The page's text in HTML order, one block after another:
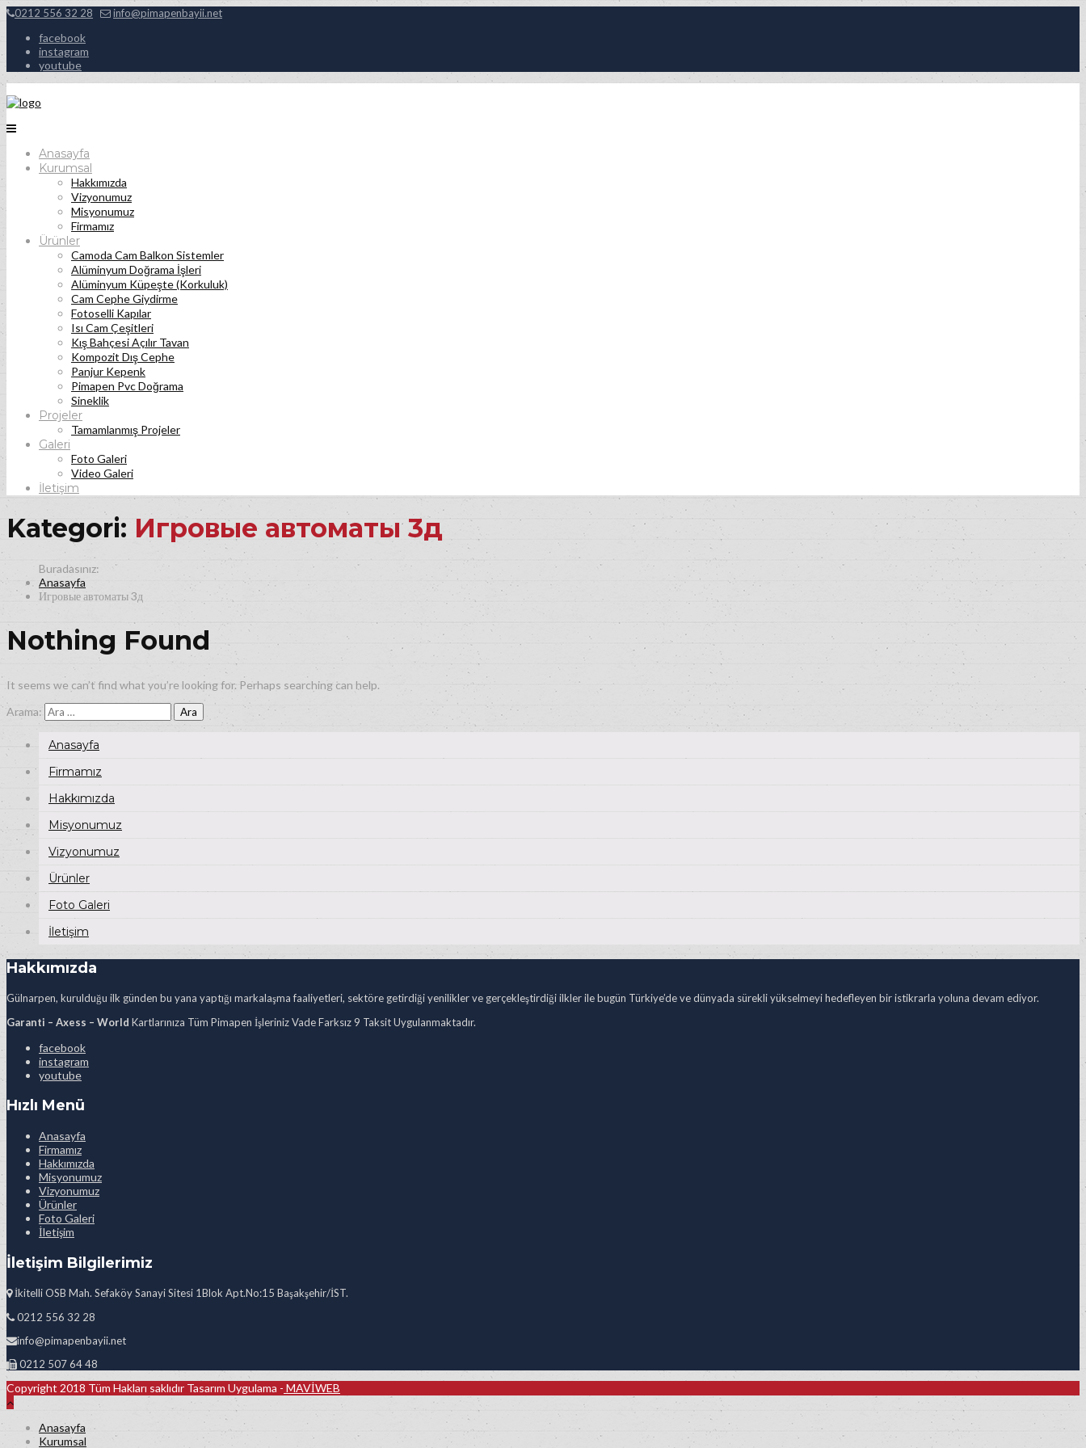
0212 556 32 28 info@pimapenbayii.net
facebook
instagram
youtube
Anasayfa
Kurumsal
Hakkımızda
Vizyonumuz
Misyonumuz
Firmamız
Ürünler
Camoda Cam Balkon Sistemler
Alüminyum Doğrama İşleri
Alüminyum Küpeşte (Korkuluk)
Cam Cephe Giydirme
Fotoselli Kapılar
Isı Cam Çeşitleri
Kış Bahçesi Açılır Tavan
Kompozit Dış Cephe
Panjur Kepenk
Pimapen Pvc Doğrama
Sineklik
Projeler
Tamamlanmış Projeler
Galeri
Foto Galeri
Video Galeri
İletişim
Kategori: Игровые автоматы 3д
Anasayfa
Игровые автоматы 3д
Nothing Found
It seems we can’t find what you’re looking for. Perhaps searching can help.
Arama:
Anasayfa
Firmamız
Hakkımızda
Misyonumuz
Vizyonumuz
Ürünler
Foto Galeri
İletişim
Hakkımızda
Gülnarpen, kurulduğu ilk günden bu yana yaptığı markalaşma faaliyetleri, sektöre getirdiği yenilikler ve gerçekleştirdiği ilkler ile bugün Türkiye’de ve dünyada sürekli yükselmeyi hedefleyen bir istikrarla yoluna devam ediyor.
Garanti – Axess – World Kartlarınıza Tüm Pimapen İşleriniz Vade Farksız 9 Taksit Uygulanmaktadır.
facebook
instagram
youtube
Hızlı Menü
Anasayfa
Firmamız
Hakkımızda
Misyonumuz
Vizyonumuz
Ürünler
Foto Galeri
İletişim
İletişim Bilgilerimiz
İkitelli OSB Mah. Sefaköy Sanayi Sitesi 1Blok Apt.No:15 Başakşehir/İST.
0212 556 32 28
info@pimapenbayii.net
0212 507 64 48
Copyright 2018 Tüm Hakları saklıdır Tasarım Uygulama - MAVİWEB
Anasayfa
Kurumsal